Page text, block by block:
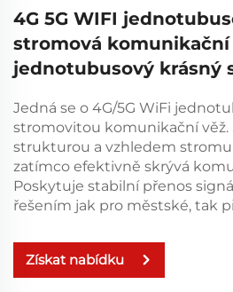
4G 5G WIFI
stromová komunikační
jednotubusový krásný
Jedná se o 4G/5G WiFi
stromovitou komunikační věž.
strukturou a vzhledem stromu
zatímco efektivně skrývá
Poskytuje stabilní přenos
řešením jak pro městské, tak
Získat nabídku